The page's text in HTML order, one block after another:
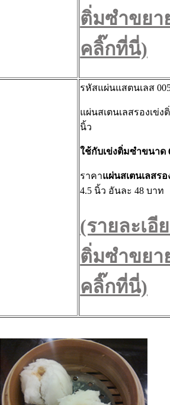
ติ่มซำขยา
คลิ๊กที่นี่)
รหัสแผ่นแสตนเลส
แผ่นสเตนเลสรองเข่
นิ้ว
ใช้กับเข่งติ่มซำขนาด
ราคาแผ่นสเตนเลสรอ
4.5 นิ้ว อันละ 48 บาท
(รายละเอี
ติ่มซำขยา
คลิ๊กที่นี่)